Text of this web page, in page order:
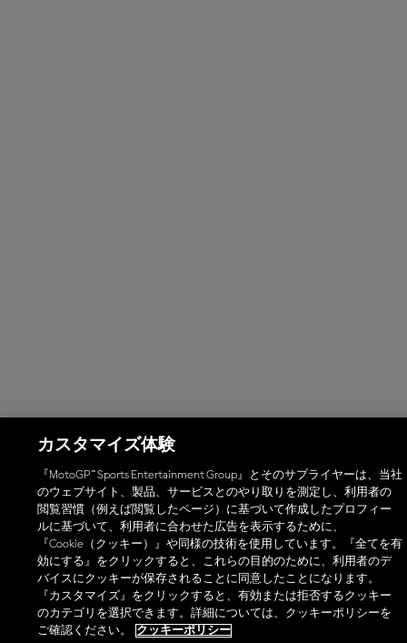
カスタマイズ体験
『MotoGP™ Sports Entertainment Group』とそのサプライヤーは、当社
のウェブサイト、製品、サービスとのやり取りを測定し、利用者の
閲覧習慣（例えば閲覧したページ）に基づいて作成したプロフィー
ルに基づいて、利用者に合わせた広告を表示するために、
『Cookie（クッキー）』や同様の技術を使用しています。『全てを有
効にする』をクリックすると、これらの目的のために、利用者のデ
バイスにクッキーが保存されることに同意したことになります。
『カスタマイズ』をクリックすると、有効または拒否するクッキー
のカテゴリを選択できます。詳細については、クッキーポリシーを
ご確認ください。
クッキーポリシー